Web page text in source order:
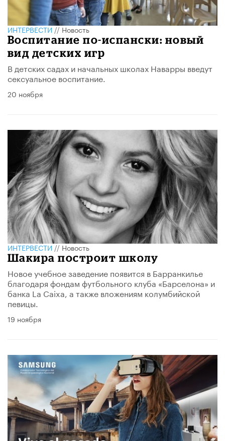
ИНТЕРВЕСТИ//Новость
Воспитание по-испански: новый
вид детских игр
В детских садах и начальных школах Наварры введут
сексуальное воспитание.
20 ноября
ИНТЕРВЕСТИ//Новость
Шакира построит школу
Новое учебное заведение появится в Барранкилье
благодаря фондам футбольного клуба «Барселона» и
банка La Caixa, а также вложениям колумбийской
певицы.
19 ноября